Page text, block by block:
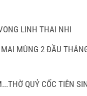
LINH THAI NHI
MÙNG 2 ĐẦU
QUỶ CỐC TIÊN